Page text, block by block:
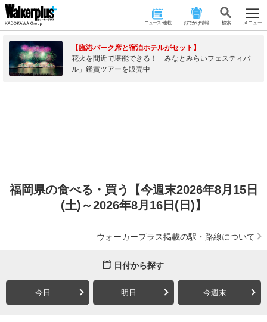
ニュース･連載 おでかけ情報 検 索 メニュー
【臨港パーク席と宿泊ホテルがセット】
花火を間近で堪能できる！「みなとみらいフェスティバ
ル」鑑賞ツアーを販売中
福岡県の食べる・買う【今週末2026年8月15日
(土)～2026年8月16日(日)】
ウォーカープラス掲載の駅・路線について
日付から探す
今日 明日 今週末